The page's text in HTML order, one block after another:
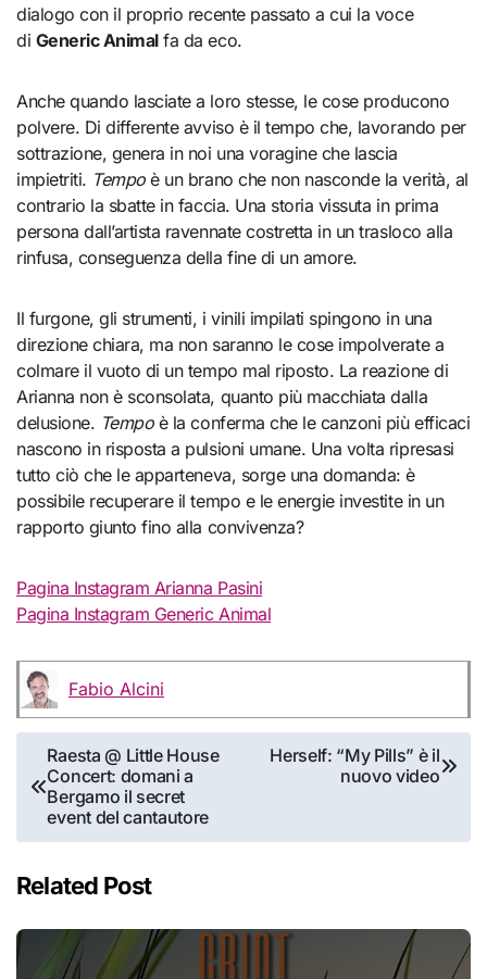
dialogo con il proprio recente passato a cui la voce
di Generic Animalfa da eco.
Anche quando lasciate a loro stesse, le cose producono
polvere. Di differente avviso è il tempo che, lavorando per
sottrazione, genera in noi una voragine che lascia
impietriti. Tempoè un brano che non nasconde la verità, al
contrario la sbatte in faccia. Una storia vissuta in prima
persona dall’artista ravennate costretta in un trasloco alla
rinfusa, conseguenza della fine di un amore.
Il furgone, gli strumenti, i vinili impilati spingono in una
direzione chiara, ma non saranno le cose impolverate a
colmare il vuoto di un tempo mal riposto. La reazione di
Arianna non è sconsolata, quanto più macchiata dalla
delusione. Tempoè la conferma che le canzoni più efficaci
nascono in risposta a pulsioni umane. Una volta ripresasi
tutto ciò che le apparteneva, sorge una domanda: è
possibile recuperare il tempo e le energie investite in un
rapporto giunto fino alla convivenza?
Pagina Instagram Arianna Pasini
Pagina Instagram Generic Animal
Fabio Alcini
Navigazione
articoli
Raesta @ Little House
Concert: domani a
Bergamo il secret
event del cantautore
Herself: “My Pills” è il
nuovo video
Related Post